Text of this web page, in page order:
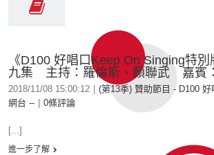
《D100 好唱口Keep On Singing特
九集 主持：羅倫斯、顏聯武 嘉賓
2018/11/08 15:00:12 (第13季) 贊助節目 - D100 好
網台 --
0條評論
[...]
進一步了解